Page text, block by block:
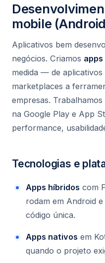
mobile
Aplicativos bem
negócios. Criamos apps
medida — de aplicativos
marketplaces a
empresas.
na Google Play e App
performance,
Tecnologias e
Apps híbridos com
rodam em Android
código única.
Apps nativos em
quando o projeto